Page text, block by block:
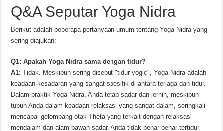
Q&A Seputar Yoga Nidra
Berikut adalah beberapa pertanyaan umum tentang Yoga Nidra yang
sering diajukan:
Q1: Apakah Yoga Nidra sama dengan tidur?
A1: Tidak. Meskipun sering disebut "tidur yogic", Yoga Nidra adalah
keadaan kesadaran yang sangat spesifik di antara terjaga dan tidur.
Dalam praktik Yoga Nidra, Anda tetap sadar dan jernih, meskipun
tubuh Anda dalam keadaan relaksasi yang sangat dalam, seringkali
mencapai gelombang otak Theta yang terkait dengan relaksasi
mendalam dan alam bawah sadar. Anda tidak benar-benar tertidur